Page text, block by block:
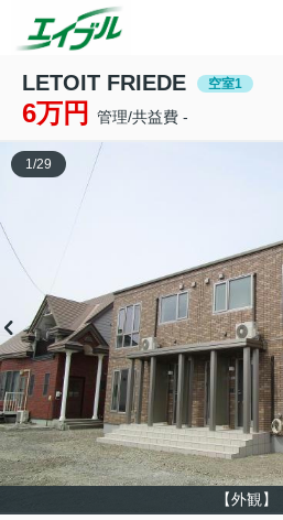
LETOIT FRIEDE 空室1
6万円 管理/共益費 -
【外観】
1/29